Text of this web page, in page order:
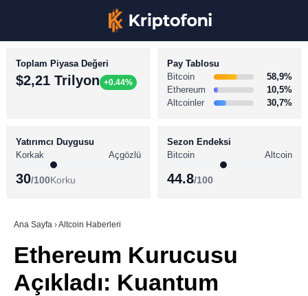
Youtube
TikTok
BİTCOİN HABERLERİ
ALTCOİN HABERLERİ
SÖZLÜK
Toplam Piyasa Değeri
$2,21 Trilyon +0.44%
Pay Tablosu
Bitcoin
58,9%
Ethereum
10,5%
Altcoinler
30,7%
Yatırımcı Duygusu
Korkak
Açgözlü
30/100Korku
Sezon Endeksi
Bitcoin
Altcoin
44.8/100
Ana Sayfa ›Altcoin Haberleri
Ethereum Kurucusu
Açıkladı: Kuantum